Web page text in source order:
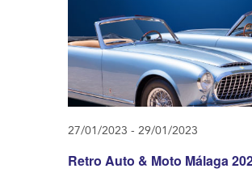
Retro Auto & Moto Málaga
27/01/2023 - 29/01/2023